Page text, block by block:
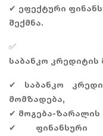
✔ ეფექტური
შექმნა.
✅
საბანკო კრედიტის
✔ საბანკო
მომზადება,
✔ მოგება-ზარალის
✔ ფინანსური